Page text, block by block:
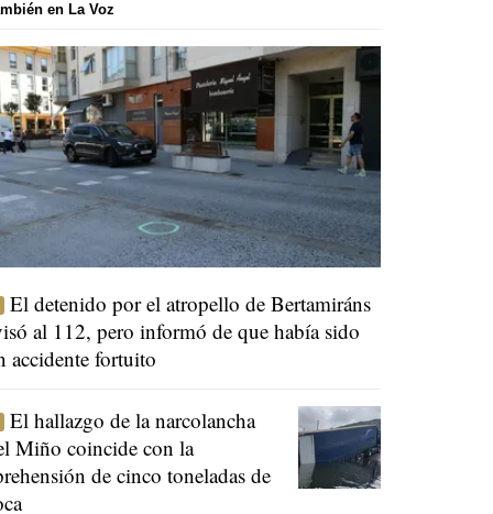
en La Voz
El detenido por el atropello de Bertamiráns
al 112, pero informó de que había sido
accidente fortuito
El hallazgo de la narcolancha
Miño coincide con la
de cinco toneladas de